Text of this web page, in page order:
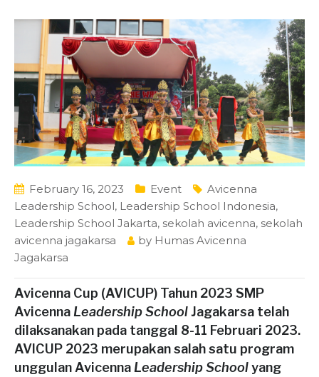
February 16, 2023 Event
Avicenna
Leadership School, Leadership School Indonesia,
Leadership School Jakarta, sekolah avicenna, sekolah
avicenna jagakarsa
by Humas Avicenna
Jagakarsa
Avicenna Cup (AVICUP) Tahun 2023 SMP
Avicenna Leadership SchoolJagakarsa telah
dilaksanakan pada tanggal 8-11 Februari 2023.
AVICUP 2023 merupakan salah satu program
unggulan Avicenna Leadership Schoolyang